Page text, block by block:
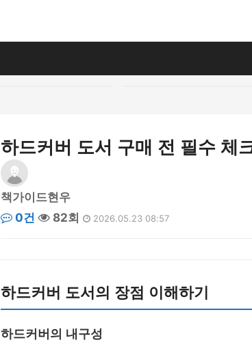
하드커버 도서 구매 전 필수 체
책가이드현우
0건
82회 2026.05.23 08:57
하드커버 도서의 장점 이해하기
하드커버의 내구성